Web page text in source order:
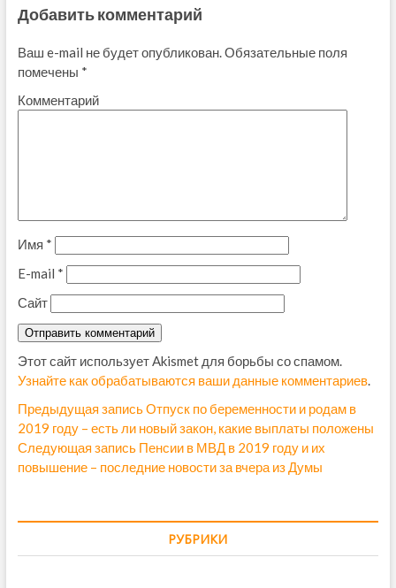
Добавить комментарий
Ваш e-mail не будет опубликован.Обязательные поля
помечены *
Комментарий
Имя *
E-mail *
Сайт
Этот сайт использует Akismet для борьбы со спамом.
Узнайте как обрабатываются ваши данные комментариев.
Н
а
в
г
а
Предыдущая записьП
р
е
д
у
Отпуск по беременности и родам в
2019 году – есть ли новый закон, какие выплаты положены
Следующая запись С
л
у
Пенсии в МВД в 2019 году и их
повышение – последние новости за вчера из Думы
РУБРИКИ